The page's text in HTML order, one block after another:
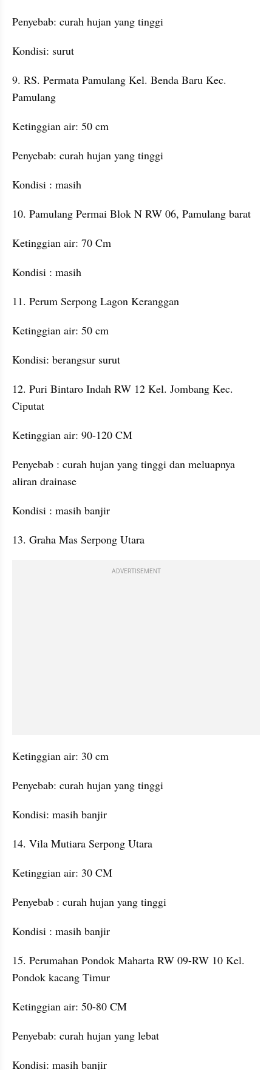
Penyebab: curah hujan yang tinggi
Kondisi: surut
9. RS. Permata Pamulang Kel. Benda Baru Kec.
Pamulang
Ketinggian air: 50 cm
Penyebab: curah hujan yang tinggi
Kondisi : masih
10. Pamulang Permai Blok N RW 06, Pamulang barat
Ketinggian air: 70 Cm
Kondisi : masih
11. Perum Serpong Lagon Keranggan
Ketinggian air: 50 cm
Kondisi: berangsur surut
12. Puri Bintaro Indah RW 12 Kel. Jombang Kec.
Ciputat
Ketinggian air: 90-120 CM
Penyebab : curah hujan yang tinggi dan meluapnya
aliran drainase
Kondisi : masih banjir
13. Graha Mas Serpong Utara
ADVERTISEMENT
Ketinggian air: 30 cm
Penyebab: curah hujan yang tinggi
Kondisi: masih banjir
14. Vila Mutiara Serpong Utara
Ketinggian air: 30 CM
Penyebab : curah hujan yang tinggi
Kondisi : masih banjir
15. Perumahan Pondok Maharta RW 09-RW 10 Kel.
Pondok kacang Timur
Ketinggian air: 50-80 CM
Penyebab: curah hujan yang lebat
Kondisi: masih banjir